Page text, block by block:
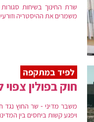
שרת החינוך בשיחות
משמרים את ההיסטריה
לפיד במתקפה
חוק בפולין
משבר מדיני - שר החוץ נגד
ויפגע קשות ביחסים בין